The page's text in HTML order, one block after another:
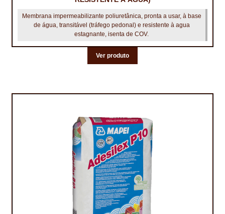
Membrana impermeabilizante poliuretânica, pronta a usar, à base
de água, transitável (tráfego pedonal) e resistente à agua
estagnante, isenta de COV.
Ver produto